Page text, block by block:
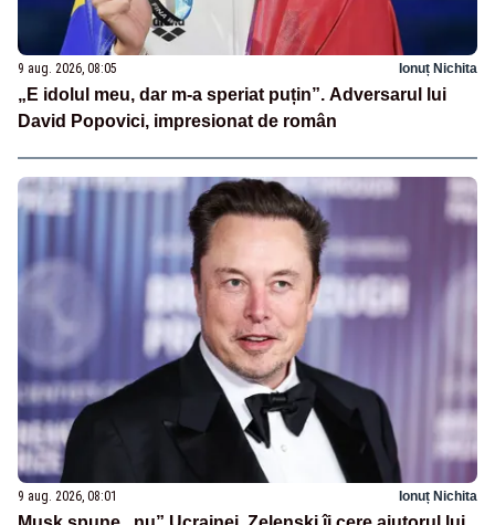
9 aug. 2026, 08:05 Ionuț Nichita
„E idolul meu, dar m-a speriat puțin”. Adversarul lui
David Popovici, impresionat de român
9 aug. 2026, 08:01 Ionuț Nichita